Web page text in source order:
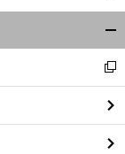
閉
る
新
し
い
ウ
ィ